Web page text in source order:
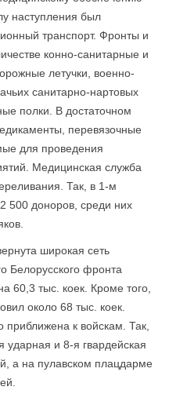
наступления был
транспорт. Фронты и
конно-санитарные и
летучки, военно-
санитарно-нартовых
полки. В достаточном
перевязочные
для проведения
Медицинская служба
Так, в 1-м
500 доноров, среди них
широкая сеть
Белорусского фронта
60,3 тыс. коек. Кроме того,
около 68 тыс. коек.
к войскам. Так,
и 8-я гвардейская
а на пулавском плац­дарме